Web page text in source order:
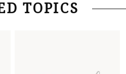
ね」は褒め言葉？“若い＝美しい”と
TOPICS